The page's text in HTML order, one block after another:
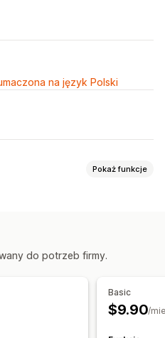
na język Polski
Pokaż funkcje
do potrzeb firmy.
Basic
$9.90/